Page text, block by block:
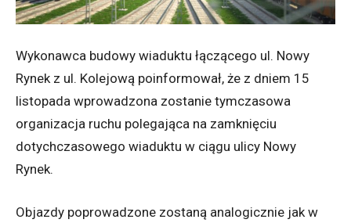
Wykonawca budowy wiaduktu łączącego ul. Nowy
Rynek z ul. Kolejową poinformował, że z dniem 15
listopada wprowadzona zostanie tymczasowa
organizacja ruchu polegająca na zamknięciu
dotychczasowego wiaduktu w ciągu ulicy Nowy
Rynek.
Objazdy poprowadzone zostaną analogicznie jak w